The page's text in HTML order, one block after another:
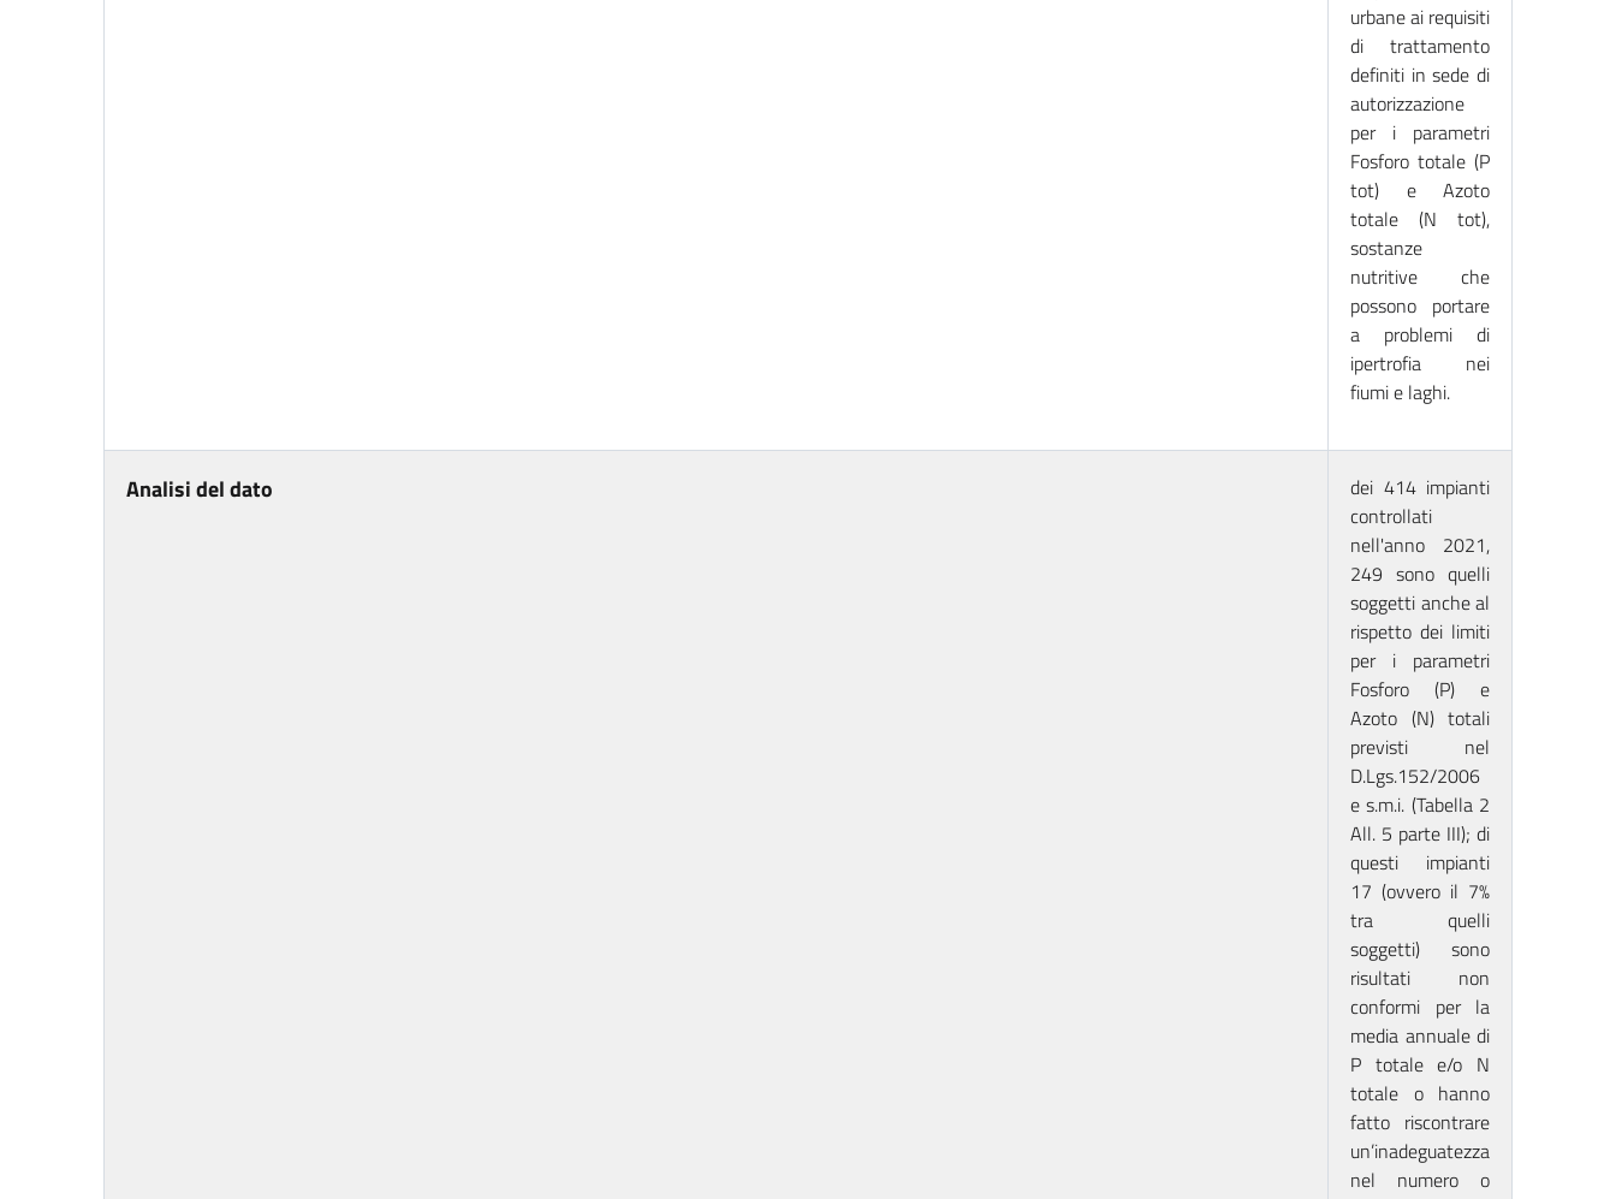
urbane ai requisiti
di trattamento
definiti in sede di
autorizzazione
per i parametri
Fosforo totale (P
tot) e Azoto
totale (N tot),
sostanze
nutritive che
possono portare
a problemi di
ipertrofia nei
fiumi e laghi.
Analisi del dato
dei 414 impianti
controllati
nell'anno 2021,
249 sono quelli
soggetti anche al
rispetto dei limiti
per i parametri
Fosforo (P) e
Azoto (N) totali
previsti nel
D.Lgs.152/2006
e s.m.i. (Tabella 2
All. 5 parte III); di
questi impianti
17 (ovvero il 7%
tra quelli
soggetti) sono
risultati non
conformi per la
media annuale di
P totale e/o N
totale o hanno
fatto riscontrare
un’inadeguatezza
nel numero o